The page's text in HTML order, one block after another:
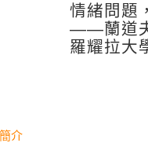
情緒問題
——蘭道
羅耀拉大
介